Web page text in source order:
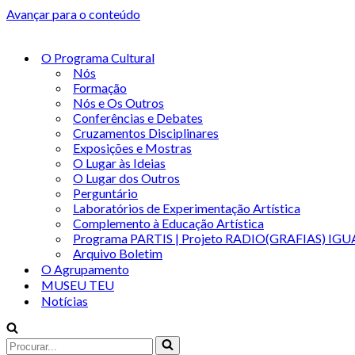
Avançar para o conteúdo
O Programa Cultural
Nós
Formação
Nós e Os Outros
Conferências e Debates
Cruzamentos Disciplinares
Exposições e Mostras
O Lugar às Ideias
O Lugar dos Outros
Perguntário
Laboratórios de Experimentação Artística
Complemento à Educação Artística
Programa PARTIS | Projeto RADIO(GRAFIAS)
Arquivo Boletim
O Agrupamento
MUSEU TEU
Notícias